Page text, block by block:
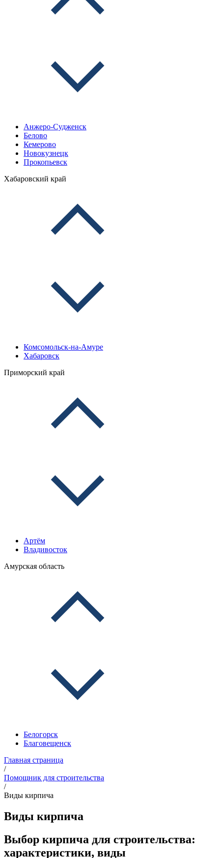
Анжеро-Судженск
Белово
Кемерово
Новокузнецк
Прокопьевск
Хабаровский край
Комсомольск-на-Амуре
Хабаровск
Приморский край
Артём
Владивосток
Амурская область
Белогорск
Благовещенск
Главная страница
/
Помощник для строительства
/
Виды кирпича
Виды кирпича
Выбор кирпича для строительства:
характеристики, виды